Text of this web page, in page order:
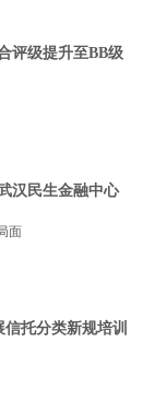
评级提升至BB级
汉民生金融中心
面
托分类新规培训